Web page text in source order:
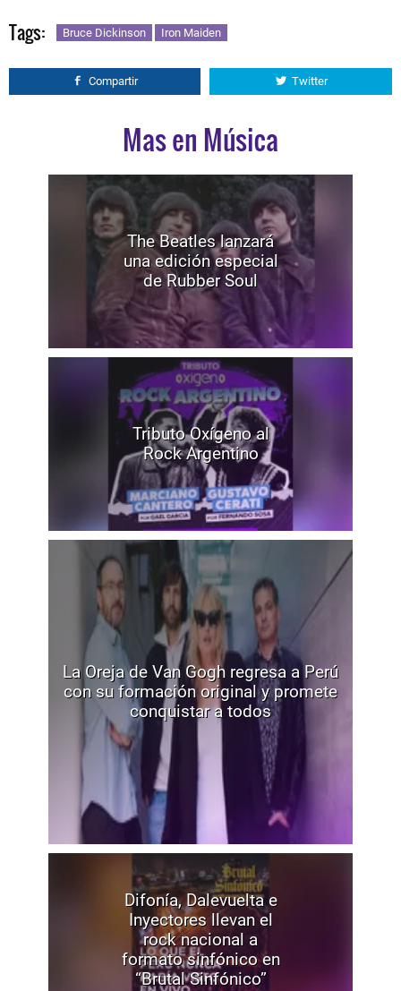
Tags: Bruce Dickinson Iron Maiden
Compartir Twitter
Mas en Música
The Beatles lanzará
una edición especial
de Rubber Soul
Tributo Oxígeno al
Rock Argentino
La Oreja de Van Gogh regresa a Perú
con su formación original y promete
conquistar a todos
Difonía, Dalevuelta e
Inyectores llevan el
rock nacional a
formato sinfónico en
“Brutal Sinfónico”